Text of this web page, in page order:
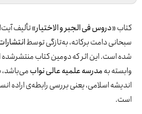
«دروس فی الجبر و الاختیار»تألیف آیت‌الله
دامت برکاته، به‌تازگی توسطانتشارات
این اثر که دومین کتاب منتشرشده از سوی
بهمدرسه علمیه عالی نوابمی‌باشد، به یکی
اسلامی، یعنی بررسی رابطه‌ی اراده انسان با